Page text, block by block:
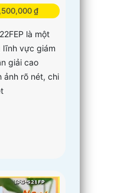
₫
là một
lĩnh vực giám
giải cao
ảnh rõ nét, chi